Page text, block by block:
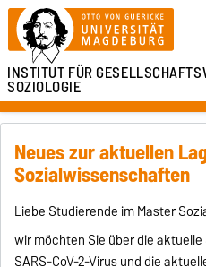
INSTITUT FÜR
SOZIOLOGIE
Neues zur aktuellen
Sozialwissenschaften
Liebe Studierende im Master
wir möchten Sie über die
SARS-CoV-2-Virus und die